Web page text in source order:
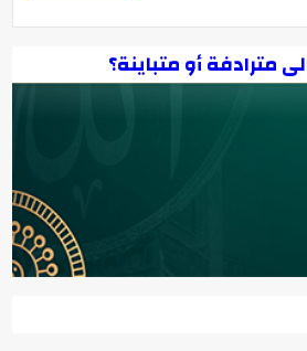
مترادفة أو متباينة؟